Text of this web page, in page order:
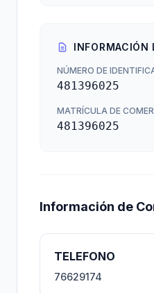
INFORMACIÓN
NÚMERO DE
481396025
MATRÍCULA DE
481396025
Información de
TELEFONO
76629174